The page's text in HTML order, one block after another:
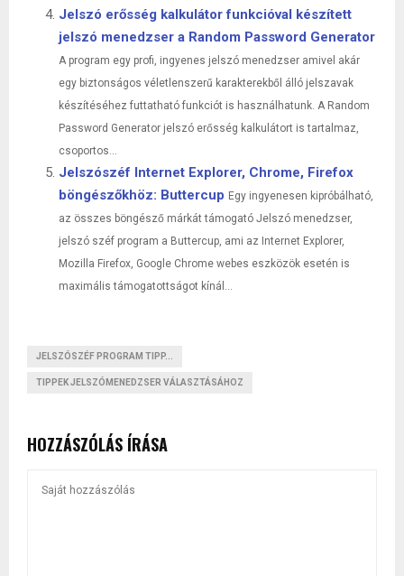
Jelszó erősség kalkulátor funkcióval készített
jelszó menedzser a Random Password Generator
A program egy profi, ingyenes jelszó menedzser amivel akár
egy biztonságos véletlenszerű karakterekből álló jelszavak
készítéséhez futtatható funkciót is használhatunk. A Random
Password Generator jelszó erősség kalkulátort is tartalmaz,
csoportos...
Jelszószéf Internet Explorer, Chrome, Firefox
böngészőkhöz: Buttercup Egy ingyenesen kipróbálható,
az összes böngésző márkát támogató Jelszó menedzser,
jelszó széf program a Buttercup, ami az Internet Explorer,
Mozilla Firefox, Google Chrome webes eszközök esetén is
maximális támogatottságot kínál...
JELSZÓSZÉF PROGRAM TIPP...
TIPPEK JELSZÓMENEDZSER VÁLASZTÁSÁHOZ
HOZZÁSZÓLÁS ÍRÁSA